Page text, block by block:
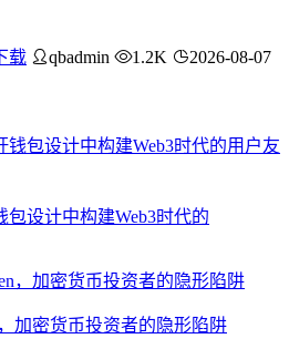
载 qbadmin 1.2K 2026-08-07
包设计中构建Web3时代的
加密货币投资者的隐形陷阱